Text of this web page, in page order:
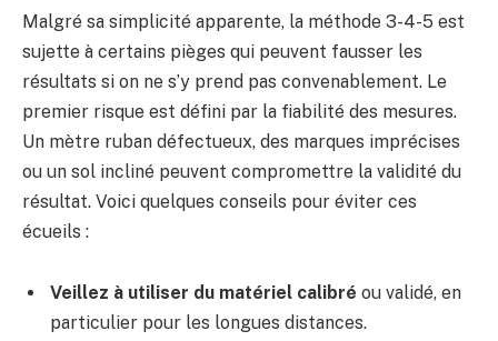
Malgré sa simplicité apparente, la méthode 3-4-5 est
sujette à certains pièges qui peuvent fausser les
résultats si on ne s’y prend pas convenablement. Le
premier risque est défini par la fiabilité des mesures.
Un mètre ruban défectueux, des marques imprécises
ou un sol incliné peuvent compromettre la validité du
résultat. Voici quelques conseils pour éviter ces
écueils :
Veillez à utiliser du matériel calibré ou validé, en
particulier pour les longues distances.